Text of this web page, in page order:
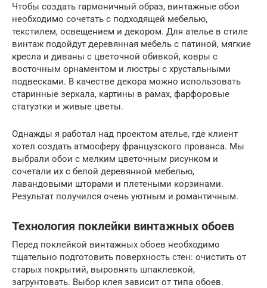
Чтобы создать гармоничный образ, винтажные обои
необходимо сочетать с подходящей мебелью,
текстилем, освещением и декором. Для ателье в стиле
винтаж подойдут деревянная мебель с патиной, мягкие
кресла и диваны с цветочной обивкой, ковры с
восточным орнаментом и люстры с хрустальными
подвесками. В качестве декора можно использовать
старинные зеркала, картины в рамах, фарфоровые
статуэтки и живые цветы.
Однажды я работал над проектом ателье, где клиент
хотел создать атмосферу французского прованса. Мы
выбрали обои с мелким цветочным рисунком и
сочетали их с белой деревянной мебелью,
лавандовыми шторами и плетеными корзинами.
Результат получился очень уютным и романтичным.
Технология поклейки винтажных обоев
Перед поклейкой винтажных обоев необходимо
тщательно подготовить поверхность стен: очистить от
старых покрытий, выровнять шпаклевкой,
загрунтовать. Выбор клея зависит от типа обоев.